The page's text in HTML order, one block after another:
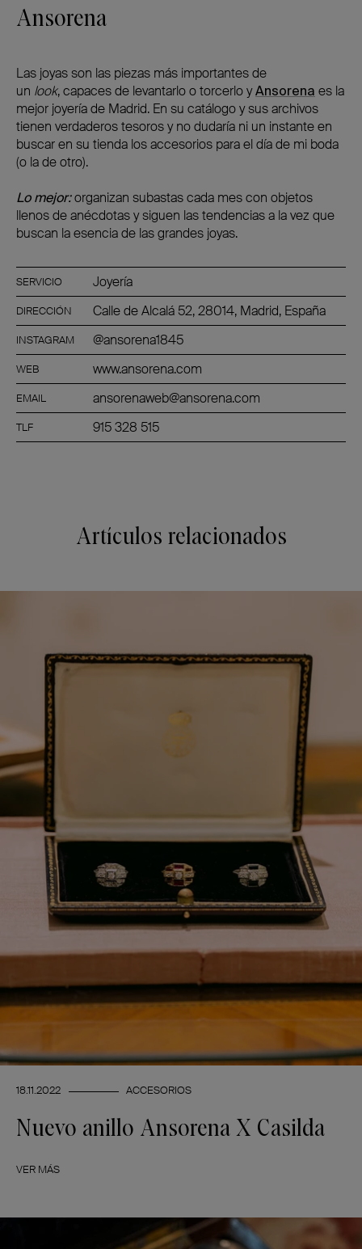
Ansorena
Las joyas son las piezas más importantes de
un look, capaces de levantarlo o torcerlo yAnsorena es la
mejor joyería de Madrid. En su catálogo y sus archivos
tienen verdaderos tesoros y no dudaría ni un instante en
buscar en su tienda los accesorios para el día de mi boda
(o la de otro).
Lo mejor:organizan subastas cada mes con objetos
llenos de anécdotas y siguen las tendencias a la vez que
buscan la esencia de las grandes joyas.
SERVICIO Joyería
DIRECCIÓN Calle de Alcalá 52, 28014, Madrid, España
INSTAGRAM @ansorena1845
WEB www.ansorena.com
EMAIL ansorenaweb@ansorena.com
TLF 915 328 515
Artículos relacionados
18.11.2022 ACCESORIOS
Nuevo anillo Ansorena X Casilda
VER MÁS